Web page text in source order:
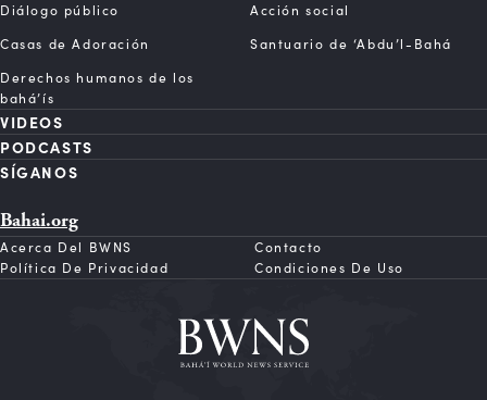
Diálogo público
Acción social
Casas de Adoración
Santuario de ‘Abdu’l-Bahá
Derechos humanos de los
bahá’ís
VIDEOS
PODCASTS
SÍGANOS
Bahai.org
Acerca Del BWNS
Contacto
Política De Privacidad
Condiciones De Uso